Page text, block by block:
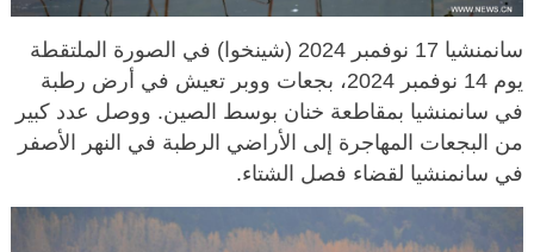
سانمنشيا 17 نوفمبر 2024 (شينخوا) في الصورة الملتقطة
يوم 14 نوفمبر 2024، بجعات ووبر تعيش في أرض رطبة
في سانمنشيا بمقاطعة خنان بوسط الصين. ووصل عدد كبير
من البجعات المهاجرة إلى الأراضي الرطبة في النهر الأصفر
في سانمنشيا لقضاء فصل الشتاء.